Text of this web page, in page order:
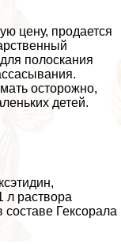
цену, продается
полоскания
осторожно,
детей.
л раствора
Гексорала